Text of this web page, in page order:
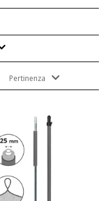
Pertinenza